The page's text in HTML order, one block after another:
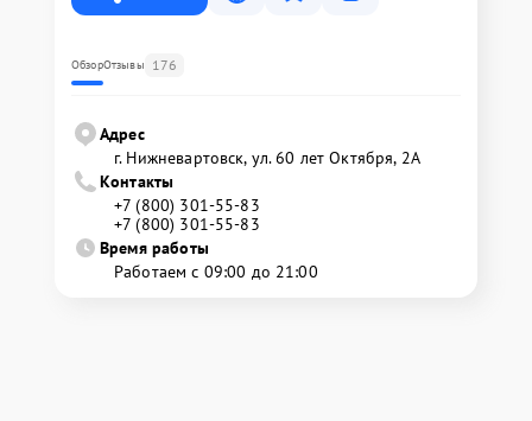
ОбзорОтзывы 176
Адрес
г. Нижневартовск, ул. 60 лет Октября, 2А
Контакты
+7 (800) 301-55-83
+7 (800) 301-55-83
Время работы
Работаем с 09:00 до 21:00